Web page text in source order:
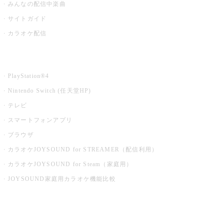
みんなの配信中楽曲
サイトガイド
カラオケ配信
PlayStation®4
Nintendo Switch (任天堂HP)
テレビ
スマートフォンアプリ
ブラウザ
カラオケJOYSOUND for STREAMER（配信利用）
カラオケJOYSOUND for Steam（家庭用）
JOYSOUND家庭用カラオケ機能比較